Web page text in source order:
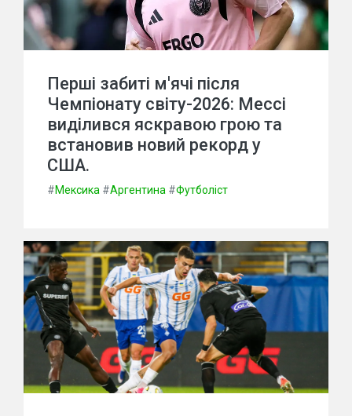
Перші забиті м'ячі після
Чемпіонату світу-2026: Мессі
виділився яскравою грою та
встановив новий рекорд у
США.
#Мексика #Аргентина #Футболіст